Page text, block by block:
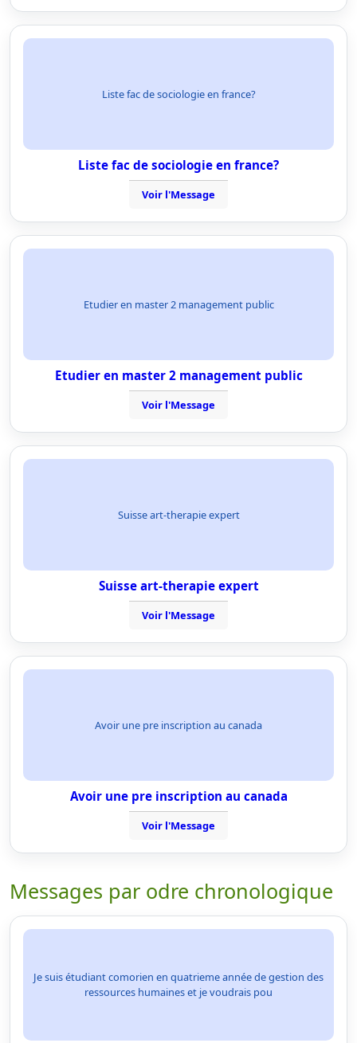
Liste fac de sociologie en france?
Liste fac de sociologie en france?
Voir l'Message
Etudier en master 2 management public
Etudier en master 2 management public
Voir l'Message
Suisse art-therapie expert
Suisse art-therapie expert
Voir l'Message
Avoir une pre inscription au canada
Avoir une pre inscription au canada
Voir l'Message
Messages par odre chronologique
Je suis étudiant comorien en quatrieme année de gestion des
ressources humaines et je voudrais pou